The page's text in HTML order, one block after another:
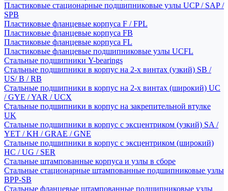
Пластиковые стационарные подшипниковые узлы UCP / SAP /
SPB
Пластиковые фланцевые корпуса F / FPL
Пластиковые фланцевые корпуса FB
Пластиковые фланцевые корпуса FL
Пластиковые фланцевые подшипниковые узлы UCFL
Стальные подшипники Y-bearings
Стальные подшипники в корпус на 2-х винтах (узкий) SB /
US/ B / RB
Стальные подшипники в корпус на 2-х винтах (широкий) UC
/ GYE / YAR / UCX
Стальные подшипники в корпус на закрепительной втулке
UK
Стальные подшипники в корпус с эксцентриком (узкий) SA /
YET / KH / GRAE / GNE
Стальные подшипники в корпус с эксцентриком (широкий)
HC / UG / SER
Стальные штампованные корпуса и узлы в сборе
Стальные стационарные штампованные подшипниковые узлы
BPP-SB
Стальные фланцевые штампованные подшипниковые узлы